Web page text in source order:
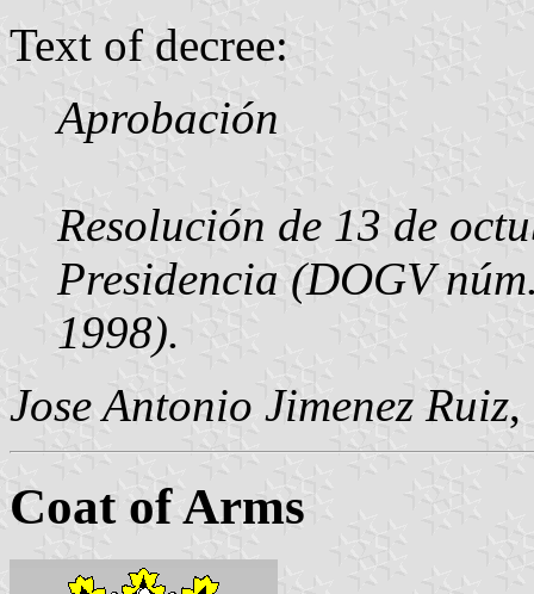
Text of decree:
Aprobación
Resolución de 13 de
Presidencia (DOGV
1998).
Jose Antonio Jimenez Ruiz,
Coat of Arms